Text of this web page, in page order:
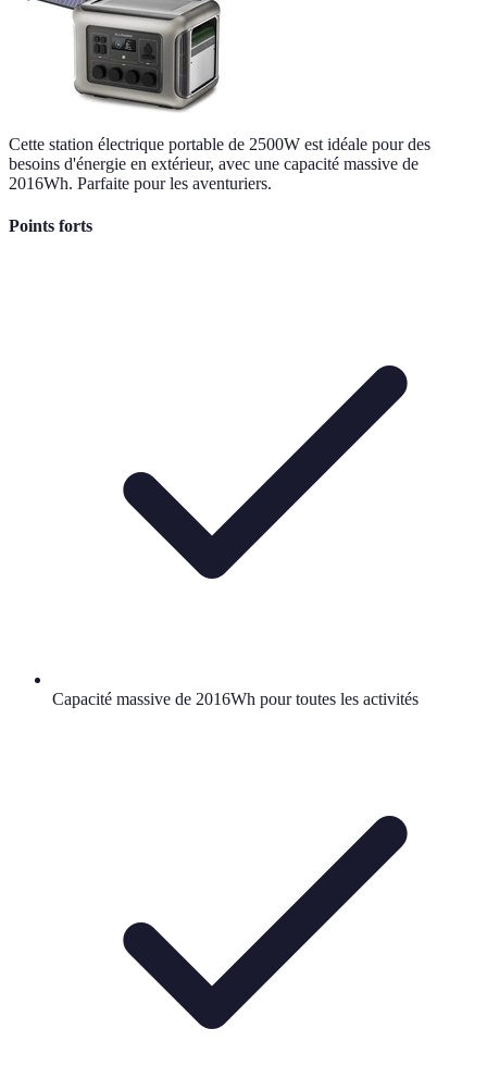
Cette station électrique portable de 2500W est idéale pour des
besoins d'énergie en extérieur, avec une capacité massive de
2016Wh. Parfaite pour les aventuriers.
Points forts
Capacité massive de 2016Wh pour toutes les activités